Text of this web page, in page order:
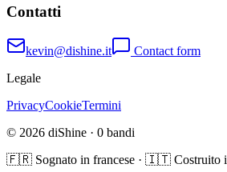
Contatti
kevin@dishine.it
Contact form
Legale
PrivacyCookieTermini
© 2026 diShine · 0 bandi
🇫🇷 Sognato in francese · 🇮🇹 Costruito